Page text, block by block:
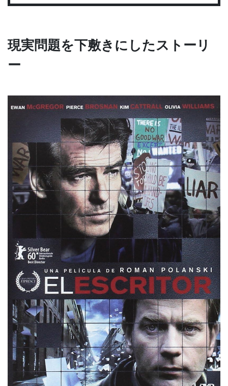
現実問題を下敷きにしたストーリ
ー